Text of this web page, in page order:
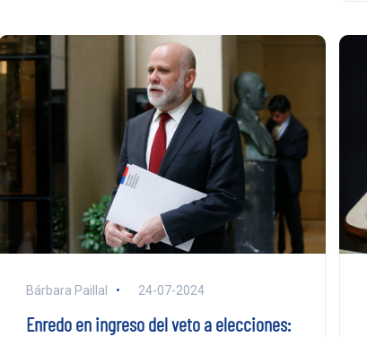
Bárbara Paillal 24-07-2024
Enredo en ingreso del veto a elecciones: